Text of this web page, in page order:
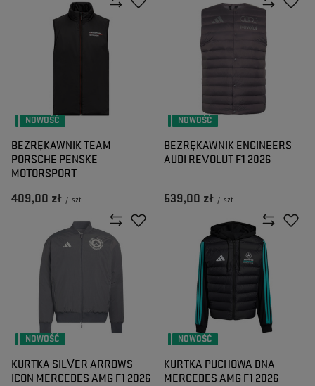
NOWOŚĆ
BEZRĘKAWNIK TEAM
PORSCHE PENSKE
MOTORSPORT
409,00 zł / szt.
NOWOŚĆ
BEZRĘKAWNIK ENGINEERS
AUDI REVOLUT F1 2026
539,00 zł / szt.
NOWOŚĆ
KURTKA SILVER ARROWS
ICON MERCEDES AMG F1 2026
NOWOŚĆ
KURTKA PUCHOWA DNA
MERCEDES AMG F1 2026